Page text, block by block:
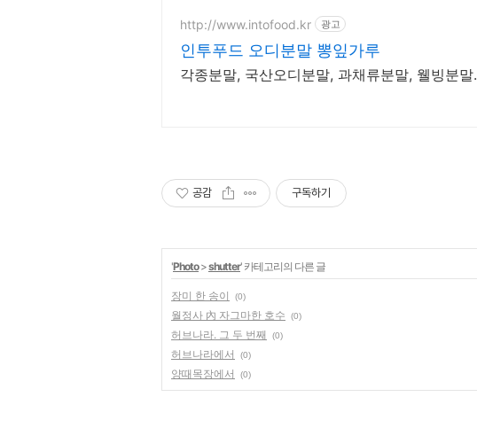
http://www.intofood.kr 광고
인투푸드 오디분말 뽕잎가루
각종분말, 국산오디분말, 과채류분말, 웰빙분말.
공감 구독하기
'Photo>shutter' 카테고리의 다른 글
장미 한 송이 (0)
월정사 內 자그마한 호수 (0)
허브나라. 그 두 번째 (0)
허브나라에서 (0)
양때목장에서 (0)